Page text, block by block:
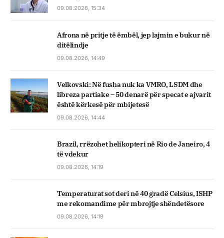
09.08.2026, 15:34
Afrona në pritje të ëmbël, jep lajmin e bukur në
ditëlindje
09.08.2026, 14:49
Velkovski: Në fusha nuk ka VMRO, LSDM dhe
libreza partiake – 50 denarë për specat e ajvarit
është kërkesë për mbijetesë
09.08.2026, 14:44
Brazil, rrëzohet helikopteri në Rio de Janeiro, 4
të vdekur
09.08.2026, 14:19
Temperaturat sot deri në 40 gradë Celsius, ISHP
me rekomandime për mbrojtje shëndetësore
09.08.2026, 14:19